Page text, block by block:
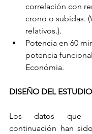
correlación con
crono o subidas.
relativos.).
Potencia en 60
potencia
Económia.
DISEÑO DEL ESTUDIO
Los datos que
continuación han